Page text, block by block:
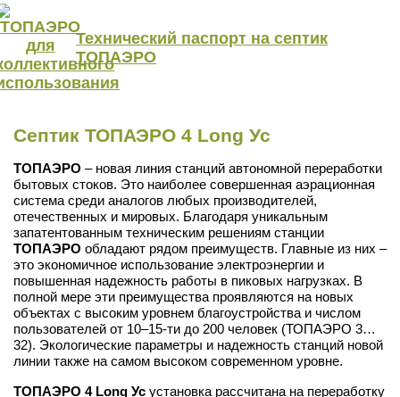
Технический паспорт на септик
ТОПАЭРО
Септик ТОПАЭРО 4 Long Ус
ТОПАЭРО – новая линия станций автономной переработки
бытовых стоков. Это наиболее совершенная аэрационная
система среди аналогов любых производителей,
отечественных и мировых. Благодаря уникальным
запатентованным техническим решениям станции
ТОПАЭРО обладают рядом преимуществ. Главные из них –
это экономичное использование электроэнергии и
повышенная надежность работы в пиковых нагрузках. В
полной мере эти преимущества проявляются на новых
объектах с высоким уровнем благоустройства и числом
пользователей от 10–15-ти до 200 человек (ТОПАЭРО 3…
32). Экологические параметры и надежность станций новой
линии также на самом высоком современном уровне.
ТОПАЭРО 4 Long Ус установка рассчитана на переработку